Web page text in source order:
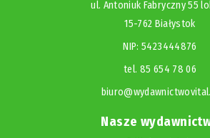
ul. Antoniuk Fabryczny 55
15-762 Białystok
NIP: 5423444876
tel. 85 654 78 06
Nasze